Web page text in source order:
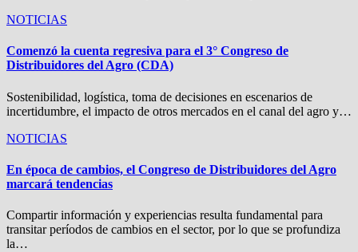
NOTICIAS
Comenzó la cuenta regresiva para el 3° Congreso de
Distribuidores del Agro (CDA)
Sostenibilidad, logística, toma de decisiones en escenarios de
incertidumbre, el impacto de otros mercados en el canal del agro y…
NOTICIAS
En época de cambios, el Congreso de Distribuidores del Agro
marcará tendencias
Compartir información y experiencias resulta fundamental para
transitar períodos de cambios en el sector, por lo que se profundiza
la…